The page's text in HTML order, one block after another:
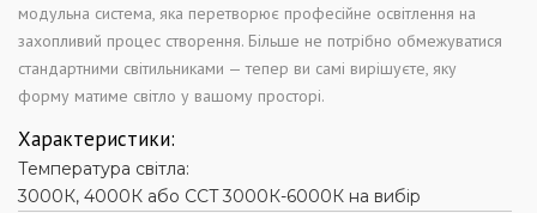
модульна система, яка перетворює професійне освітлення на
захопливий процес створення. Більше не потрібно обмежуватися
стандартними світильниками — тепер ви самі вирішуєте, яку
форму матиме світло у вашому просторі.
Характеристики:
Температура світла:
3000К, 4000К або CCT 3000К-6000К на вибір